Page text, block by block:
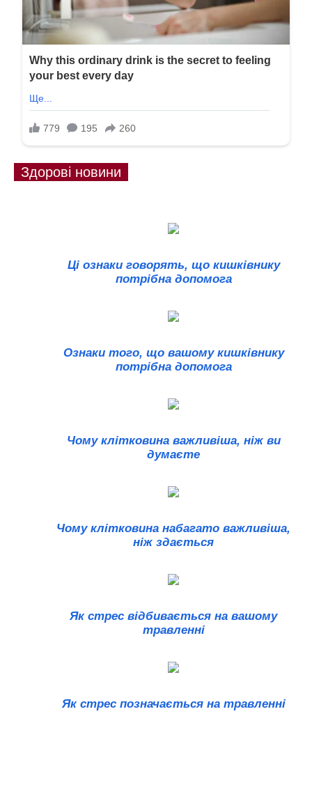
Здорові новини
Ці ознаки говорять, що кишківнику
потрібна допомога
Ознаки того, що вашому кишківнику
потрібна допомога
Чому клітковина важливіша, ніж ви
думаєте
Чому клітковина набагато важливіша,
ніж здається
Як стрес відбивається на вашому
травленні
Як стрес позначається на травленні